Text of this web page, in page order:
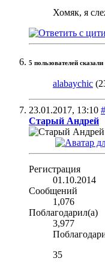
Хомяк, я
5 пользователей
alabaychic
23.01.2017, 13:10
Старый Андрей
Регистрация
01.10.2014
Сообщений
1,076
Поблагодарил(а)
3,977
35